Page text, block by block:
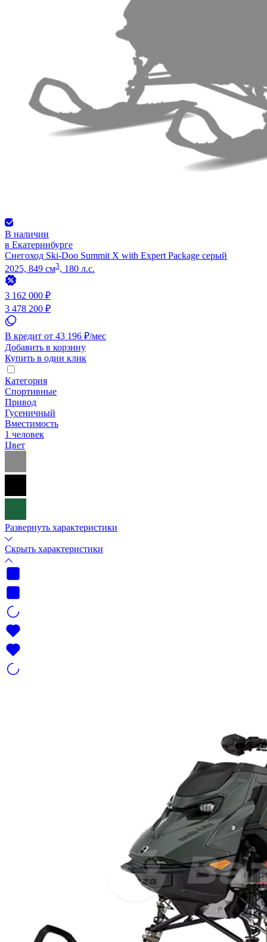
В наличии
в Екатеринбурге
Снегоход Ski-Doo Summit X with Expert Package серый
2025, 849 см3, 180 л.с.
3 162 000 ₽
3 478 200 ₽
В кредит от 43 196 ₽/мес
Добавить в корзину
Купить в один клик
Категория
Спортивные
Привод
Гусеничный
Вместимость
1 человек
Цвет
Развернуть характеристики
Скрыть характеристики